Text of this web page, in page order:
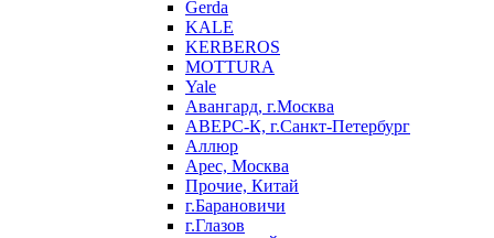
Gerda
KALE
KERBEROS
MOTTURA
Yale
Авангард, г.Москва
АВЕРС-К, г.Санкт-Петербург
Аллюр
Арес, Москва
Прочие, Китай
г.Барановичи
г.Глазов